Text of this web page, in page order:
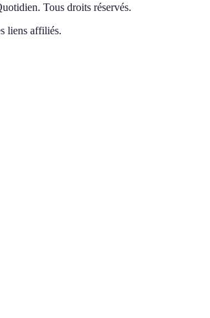
. Tous droits réservés.
liens affiliés.